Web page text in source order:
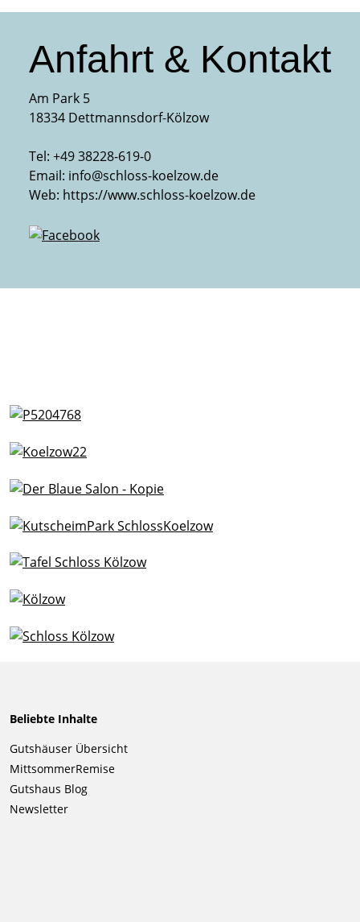
Anfahrt & Kontakt
Am Park 5
18334 Dettmannsdorf-Kölzow
Tel: +49 38228-619-0
Email: info@schloss-koelzow.de
Web: https://www.schloss-koelzow.de
Beliebte Inhalte
Navigation
überspringen
Gutshäuser Übersicht
MittsommerRemise
Gutshaus Blog
Newsletter